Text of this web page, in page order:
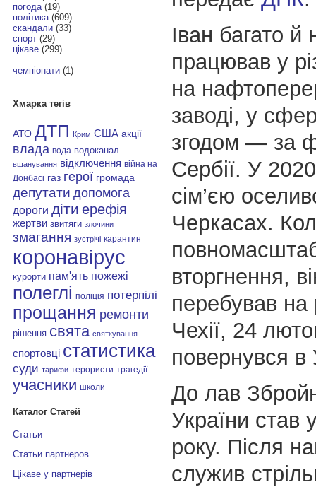
погода(19)
політика(609)
скандали(33)
спорт(29)
цікаве(299)
чемпіонати(1)
Хмарка тегів
АТО ДТП Крим США акції
влада вода водоканал
вшанування відключення війна на
Донбасі газ герої громада
депутати допомога
дороги діти ерефія
жертви звитяги злочини
змагання зустрічі карантин
коронавірус
курорти пам'ять пожежі
полеглі поліція потерпілі
прощання ремонти
рішення свята святкування
спортовці статистика
суди тарифи терористи трагедії
учасники школи
Каталог Статей
Статьи
Статьи партнеров
Цікаве у партнерів
Іван багато й
працював у
на
заводі, у
згодом — за
Сербії. У
сім’єю
Черкасах.
вторгнення,
перебував на
Чехії, 24
повернувся в
До лав
України став
року. Після
служив